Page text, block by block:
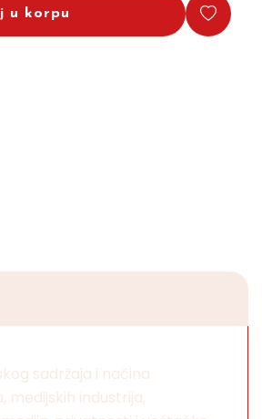
u korpu
sadržaja i načina
medijskih industrija,